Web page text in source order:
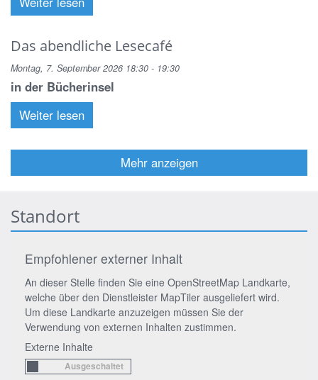
Das abendliche Lesecafé
Montag, 7. September 2026 18:30 - 19:30
in der Bücherinsel
Weiter lesen
Mehr anzeigen
Standort
Empfohlener externer Inhalt
An dieser Stelle finden Sie eine OpenStreetMap Landkarte,
welche über den Dienstleister MapTiler ausgeliefert wird.
Um diese Landkarte anzuzeigen müssen Sie der
Verwendung von externen Inhalten zustimmen.
Externe Inhalte